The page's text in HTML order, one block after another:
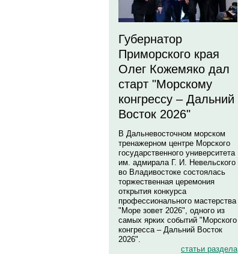
Губернатор
Приморского края
Олег Кожемяко дал
старт "Морскому
конгрессу – Дальний
Восток 2026"
В Дальневосточном морском
тренажерном центре Морского
государственного университета
им. адмирала Г. И. Невельского
во Владивостоке состоялась
торжественная церемония
открытия конкурса
профессионального мастерства
"Море зовет 2026", одного из
самых ярких событий "Морского
конгресса – Дальний Восток
2026".
статьи раздела